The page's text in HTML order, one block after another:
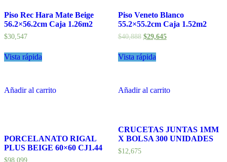
Piso Rec Hara Mate Beige
56.2×56.2cm Caja 1.26m2
$30,547
Vista rápida
Piso Veneto Blanco
55.2×55.2cm Caja 1.52m2
$40,888 $29,645
Vista rápida
Añadir al carrito
PORCELANATO RIGAL
PLUS BEIGE 60×60 CJ1.44
$98,099
Añadir al carrito
CRUCETAS JUNTAS 1MM
X BOLSA 300 UNIDADES
$12,675